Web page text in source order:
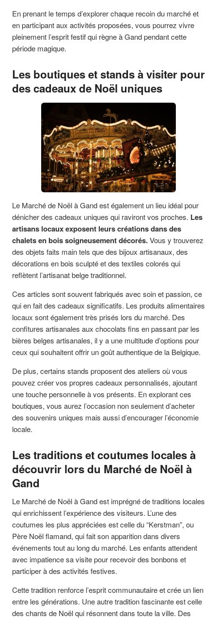
En prenant le temps d’explorer chaque recoin du marché et
en participant aux activités proposées, vous pourrez vivre
pleinement l’esprit festif qui règne à Gand pendant cette
période magique.
Les boutiques et stands à visiter pour
des cadeaux de Noël uniques
Le Marché de Noël à Gand est également un lieu idéal pour
dénicher des cadeaux uniques qui raviront vos proches. Les
artisans locaux exposent leurs créations dans des
chalets en bois soigneusement décorés.Vous y trouverez
des objets faits main tels que des bijoux artisanaux, des
décorations en bois sculpté et des textiles colorés qui
reflètent l’artisanat belge traditionnel.
Ces articles sont souvent fabriqués avec soin et passion, ce
qui en fait des cadeaux significatifs. Les produits alimentaires
locaux sont également très prisés lors du marché. Des
confitures artisanales aux chocolats fins en passant par les
bières belges artisanales, il y a une multitude d’options pour
ceux qui souhaitent offrir un goût authentique de la Belgique.
De plus, certains stands proposent des ateliers où vous
pouvez créer vos propres cadeaux personnalisés, ajoutant
une touche personnelle à vos présents. En explorant ces
boutiques, vous aurez l’occasion non seulement d’acheter
des souvenirs uniques mais aussi d’encourager l’économie
locale.
Les traditions et coutumes locales à
découvrir lors du Marché de Noël à
Gand
Le Marché de Noël à Gand est imprégné de traditions locales
qui enrichissent l’expérience des visiteurs. L’une des
coutumes les plus appréciées est celle du “Kerstman”, ou
Père Noël flamand, qui fait son apparition dans divers
événements tout au long du marché. Les enfants attendent
avec impatience sa visite pour recevoir des bonbons et
participer à des activités festives.
Cette tradition renforce l’esprit communautaire et crée un lien
entre les générations. Une autre tradition fascinante est celle
des chants de Noël qui résonnent dans toute la ville. Des